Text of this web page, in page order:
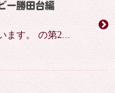
ー勝田台編
ます。 の第2...